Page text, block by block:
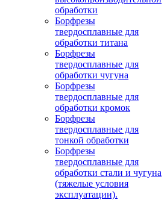
обработки
Борфрезы
твердосплавные для
обработки титана
Борфрезы
твердосплавные для
обработки чугуна
Борфрезы
твердосплавные для
обработки кромок
Борфрезы
твердосплавные для
тонкой обработки
Борфрезы
твердосплавные для
обработки стали и чугуна
(тяжелые условия
эксплуатации).